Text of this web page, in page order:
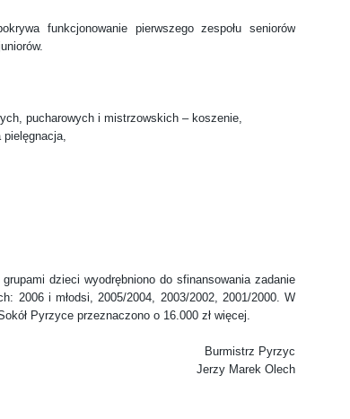
pierwszego zespołu seniorów
pucharowych i mistrzowskich – koszenie,
dzieci wyodrębniono do sfinansowania zadanie
2006 i młodsi, 2005/2004, 2003/2002, 2001/2000. W
Pyrzyce przeznaczono o 16.000 zł więcej.
Burmistrz Pyrzyc
Jerzy Marek Olech